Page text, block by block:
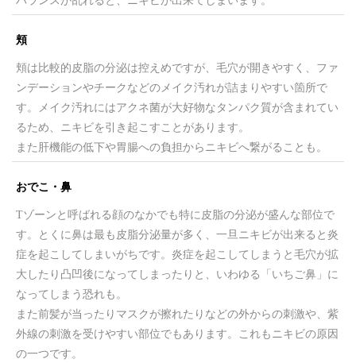
頬
頬は比較的皮脂の分泌は控えめですが、毛穴が開きやすく、ファ
ンデーションやチークなどのメイク汚れが詰まりやすい箇所で
す。メイク汚れにはアクネ菌が大好物なタンパク質が含まれてい
るため、ニキビを引き起こすことがあります。
また肝機能の低下や胃腸への負担からニキビへ繋がることも。
おでこ・鼻
Tゾーンと呼ばれる顔のなかでも特に皮脂の分泌が盛んな部位で
す。とくに鼻は最も皮脂分泌量が多く、一旦ニキビが出来ると炎
症を起こしてしまいがちです。炎症を起こしてしまうと毛穴が拡
大したり凸凹後になってしまったりと、いわゆる「いちご鼻」に
なってしまう恐れも。
また前髪が当ったりマスクが擦れたりなどの外からの刺激や、紫
外線の刺激を受けやすい部位でもあります。これもニキビの原因
の一つです。